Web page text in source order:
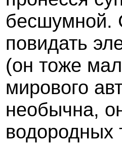
бесшумной.
повидать
(он тоже
мирового
необычна,
водородных